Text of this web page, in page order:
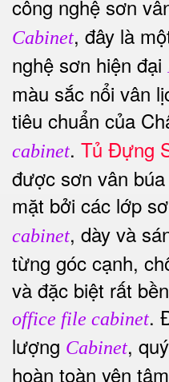
công nghệ sơn
Cabinet, đây là
nghệ sơn hiện đại
màu sắc nổi vân
tiêu chuẩn của
cabinet. Tủ Đựng
được sơn vân
mặt bởi các lớp
cabinet, dày và
từng góc cạnh,
và đặc biệt rất
office file cabinet.
lượng Cabinet,
hoàn toàn yên